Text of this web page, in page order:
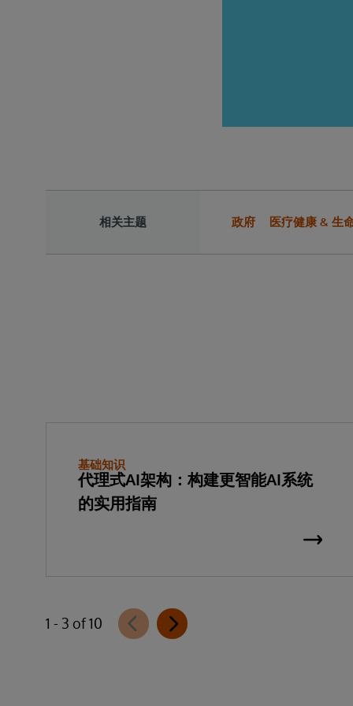
相关主题 政府 医疗健康 & 生
基础知识
代理式AI架构：构建更智能AI系统
的实用指南
1 - 3 of 10